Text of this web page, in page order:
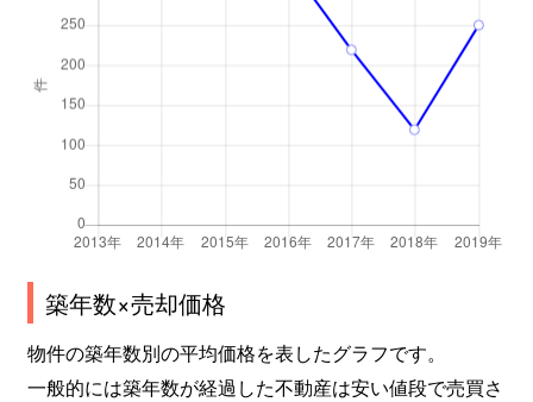
築年数×売却価格
物件の築年数別の平均価格を表したグラフです。
一般的には築年数が経過した不動産は安い値段で売買さ